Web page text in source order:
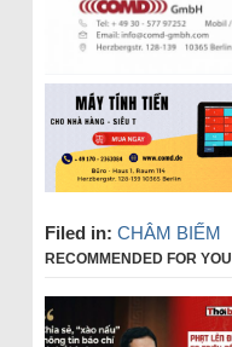
Filed in: CHÂM BIẾM
RECOMMENDED FOR YOU